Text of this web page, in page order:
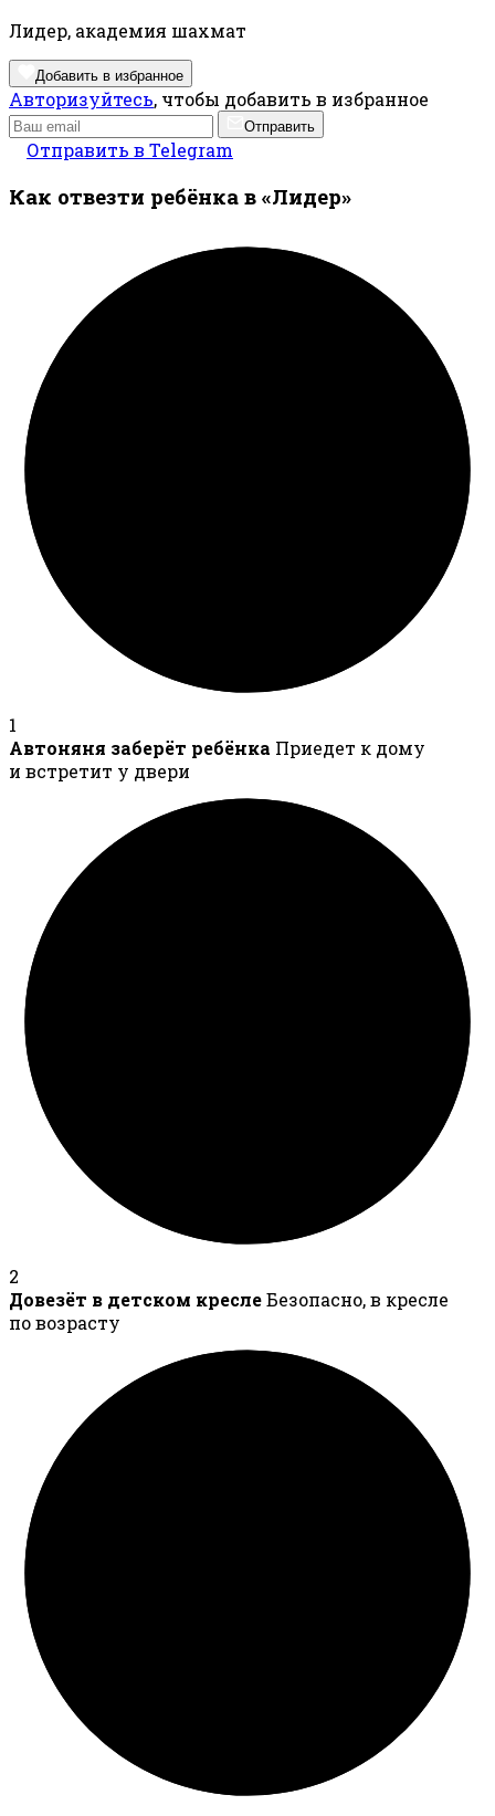
Лидер, академия шахмат
Добавить в избранное
Авторизуйтесь, чтобы добавить в избранное
Отправить
Отправить в Telegram
Как отвезти ребёнка в «Лидер»
1
Автоняня заберёт ребёнка Приедет к дому
и встретит у двери
2
Довезёт в детском креслеБезопасно, в кресле
по возрасту